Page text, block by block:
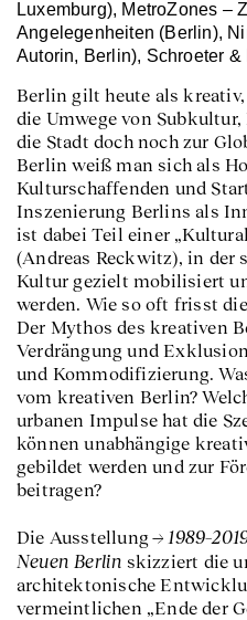
Luxemburg), MetroZones –
Angelegenheiten (Berlin),
Autorin, Berlin), Schroeter
Berlin gilt heute als
die Umwege von
die Stadt doch noch zur
Berlin weiß man sich als
Kulturschaffenden und
Inszenierung Berlins als
ist dabei Teil einer
(Andreas Reckwitz), in der
Kultur gezielt mobilisiert
werden. Wie so oft frisst
Der Mythos des kreativen
Verdrängung und
und Kommodifizierung.
vom kreativen Berlin?
urbanen Impulse hat die
können unabhängige
gebildet werden und zur
beitragen?
Die Ausstellung
Neuen Berlin skizziert die
architektonische
vermeintlichen „Ende der